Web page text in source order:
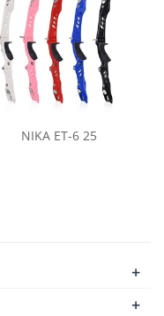
NIKA ET-6 25
+
+